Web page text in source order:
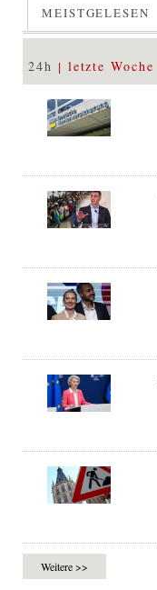
MEISTGELESEN
24h letzte Woche
Weitere >>